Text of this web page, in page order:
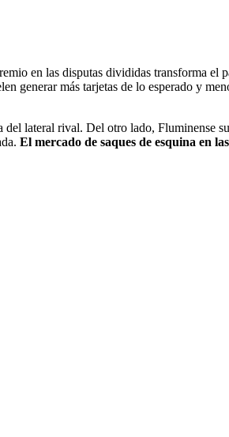
en las disputas divididas transforma el
generar más tarjetas de lo esperado y
lateral rival. Del otro lado, Fluminense
El mercado de saques de esquina en